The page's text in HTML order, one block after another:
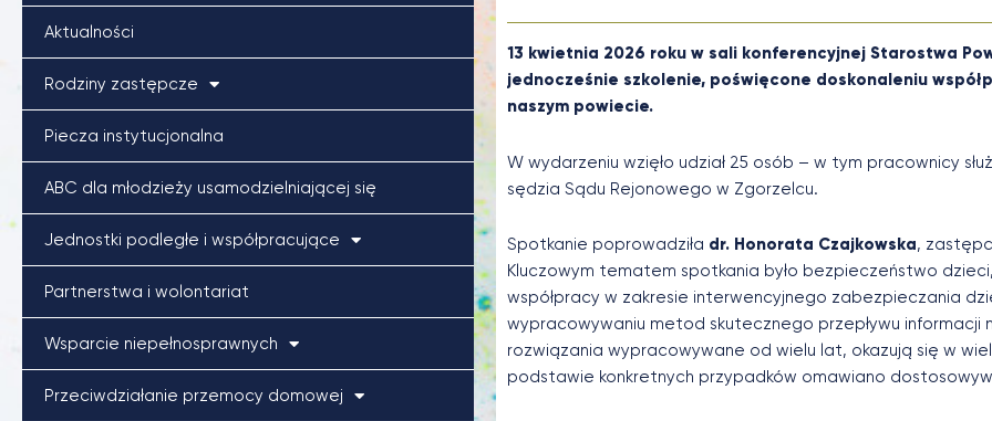
Aktualności
Rodziny zastępcze
Piecza instytucjonalna
ABC dla młodzieży usamodzielniającej się
Jednostki podległe i współpracujące
Partnerstwa i wolontariat
Wsparcie niepełnosprawnych
Przeciwdziałanie przemocy domowej
13 kwietnia 2026 roku w sali konferencyjnej Starostwa
jednocześnie szkolenie, poświęcone doskonaleniu
naszym powiecie.
W wydarzeniu wzięło udział 25 osób – w tym pracownicy
sędzia Sądu Rejonowego w Zgorzelcu.
Spotkanie poprowadziła dr. Honorata Czajkowska,
Kluczowym tematem spotkania było bezpieczeństwo
współpracy w zakresie interwencyjnego zabezpieczania
wypracowywaniu metod skutecznego przepływu informacji
rozwiązania wypracowywane od wielu lat, okazują się w
podstawie konkretnych przypadków omawiano